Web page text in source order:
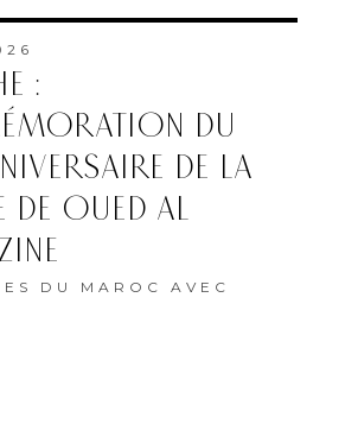
:
DU
DE LA
DE OUED AL
DU MAROC AVEC